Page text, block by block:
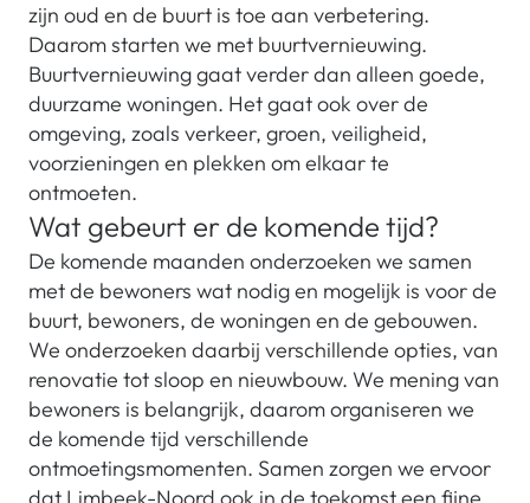
zijn oud en de buurt is toe aan verbetering.
Daarom starten we met buurtvernieuwing.
Buurtvernieuwing gaat verder dan alleen goede,
duurzame woningen. Het gaat ook over de
omgeving, zoals verkeer, groen, veiligheid,
voorzieningen en plekken om elkaar te
ontmoeten.
Wat gebeurt er de komende tijd?
De komende maanden onderzoeken we samen
met de bewoners wat nodig en mogelijk is voor de
buurt, bewoners, de woningen en de gebouwen.
We onderzoeken daarbij verschillende opties, van
renovatie tot sloop en nieuwbouw. We mening van
bewoners is belangrijk, daarom organiseren we
de komende tijd verschillende
ontmoetingsmomenten. Samen zorgen we ervoor